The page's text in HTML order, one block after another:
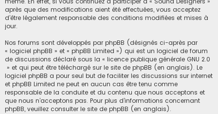
après que des modifications aient été effectuées, vous acceptez
d’être légalement responsable des conditions modifiées et mises à
jour.
Nos forums sont développés par phpBB (désignés ci-après par
« logiciel phpBB » et « phpBB Limited ») qui est un logiciel de forum
de discussions déclaré sous la « licence publique générale GNU 2.0
» et qui peut être téléchargé sur le site de phpBB (en anglais). Le
logiciel phpBB a pour seul but de faciliter les discussions sur internet
et phpBB Limited ne peut en aucun cas être tenu comme
responsable de la conduite et du contenu que nous acceptons et
que nous n’acceptons pas. Pour plus d’informations concernant
phpBB, veuillez consulter le site de phpBB (en anglais).